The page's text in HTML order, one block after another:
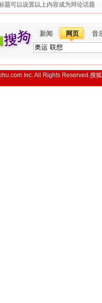
新闻 网页 音
Inc. All Rights Reserved.搜